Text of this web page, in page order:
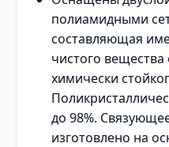
полиамидными
составляющая
чистого вещества
химически
до 98%.
изготовлено на